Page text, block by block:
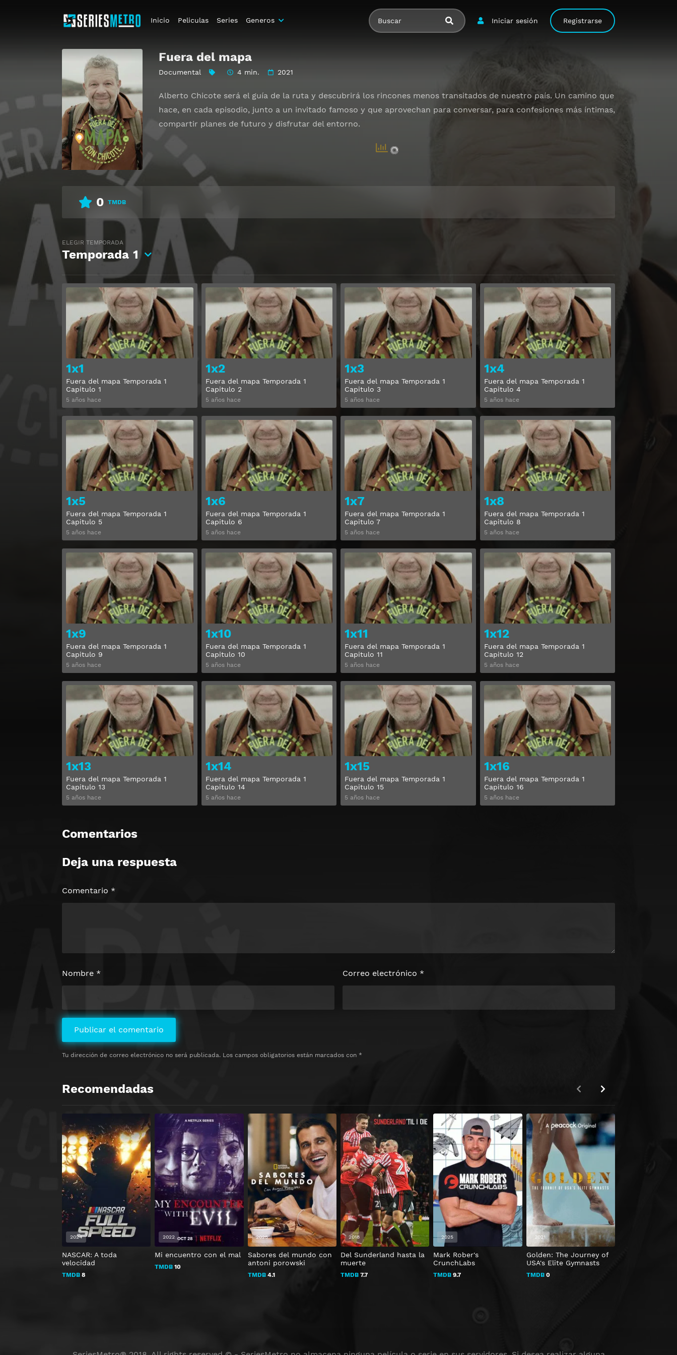
Iniciar sesión Registrarse
Inicio Peliculas Series Generos
Fuera del mapa
Documental 4 min. 2021
Alberto Chicote será el guía de la ruta y descubrirá los rincones menos transitados de nuestro país. Un camino que
hace, en cada episodio, junto a un invitado famoso y que aprovechan para conversar, para confesiones más íntimas,
compartir planes de futuro y disfrutar del entorno.
0 TMDB
ELEGIR TEMPORADA
Temporada 1
1x1
Fuera del mapa Temporada 1
Capitulo 1
5 años hace
1x2
Fuera del mapa Temporada 1
Capitulo 2
5 años hace
1x3
Fuera del mapa Temporada 1
Capitulo 3
5 años hace
1x4
Fuera del mapa Temporada 1
Capitulo 4
5 años hace
1x5
Fuera del mapa Temporada 1
Capitulo 5
5 años hace
1x6
Fuera del mapa Temporada 1
Capitulo 6
5 años hace
1x7
Fuera del mapa Temporada 1
Capitulo 7
5 años hace
1x8
Fuera del mapa Temporada 1
Capitulo 8
5 años hace
1x9
Fuera del mapa Temporada 1
Capitulo 9
5 años hace
1x10
Fuera del mapa Temporada 1
Capitulo 10
5 años hace
1x11
Fuera del mapa Temporada 1
Capitulo 11
5 años hace
1x12
Fuera del mapa Temporada 1
Capitulo 12
5 años hace
1x13
Fuera del mapa Temporada 1
Capitulo 13
5 años hace
1x14
Fuera del mapa Temporada 1
Capitulo 14
5 años hace
1x15
Fuera del mapa Temporada 1
Capitulo 15
5 años hace
1x16
Fuera del mapa Temporada 1
Capitulo 16
5 años hace
Comentarios
Deja una respuesta
Tu dirección de correo electrónico no será publicada. Los campos obligatorios están marcados con *
Comentario *
Nombre * Correo electrónico *
Recomendadas
NASCAR: A toda
velocidad
TMDB 8
2024
Mi encuentro con el mal
TMDB 10
2022
Sabores del mundo con
antoni porowski
TMDB4.1
2025
Del Sunderland hasta la
muerte
TMDB7.7
2018
Mark Rober's
CrunchLabs
TMDB 9.7
2025
Golden: The Journey of
USA's Elite Gymnasts
TMDB0
2021